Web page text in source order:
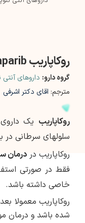
روکاپاریب Rucaparib
گروه دارو: داروهای
مترجم: اقای دکتر اشرفی
روکاپاریب یک
سلول­های سرطانی در
روکاپاریب دردرمان
فقط در صورتی
خاصی داشته باشد.
روکاپاریب معمولا
شده باشد و درمان